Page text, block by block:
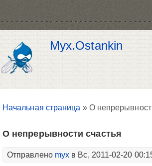
Myx.Ostankin
Вы здесь
Начальная страница » О
О непрерывности счастья
Отправлено myx в Вс, 2011-02-20